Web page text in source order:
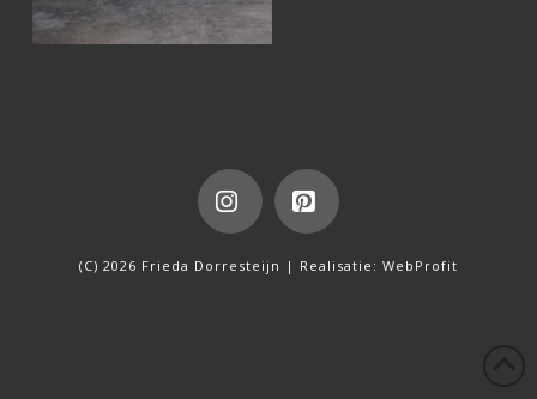
InstagramPinterest
(C) 2026 Frieda Dorresteijn | Realisatie: WebProfit